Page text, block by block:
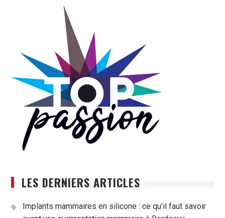
LES DERNIERS ARTICLES
Implants mammaires en silicone : ce qu’il faut savoir